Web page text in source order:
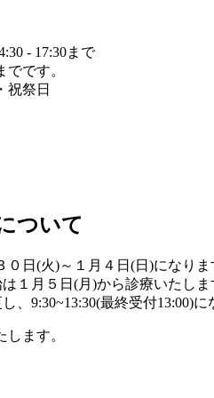
- 17:30まで
です。
祝祭日
ついて
日(火)～１月４日(日)になりま
１月５日(月)から診療いたしま
、9:30~13:30(最終受付13:00)に
ます。